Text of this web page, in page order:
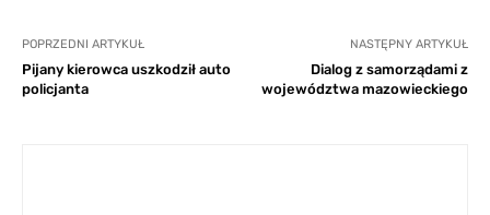
POPRZEDNI ARTYKUŁ
Pijany kierowca uszkodził auto
policjanta
NASTĘPNY ARTYKUŁ
Dialog z samorządami z
województwa mazowieckiego